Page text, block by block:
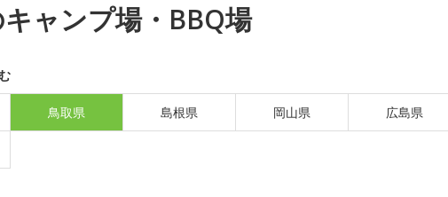
ャンプ場・BBQ場
鳥取県 島根県 岡山県 広島県